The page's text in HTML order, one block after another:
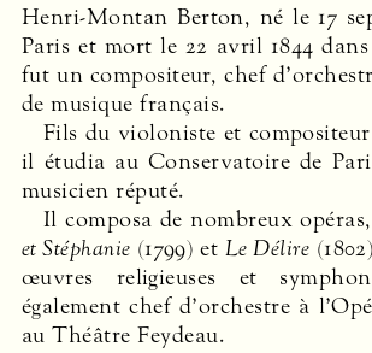
Henri-Montan Berton, né le 17
Paris et mort le 22 avril 1844
fut un compositeur, chef
de musique français.
Fils du violoniste et
il étudia au Conservatoire de
musicien réputé.
Il composa de nombreux
et Stéphanie (1799) etLe Délire
œuvres religieuses et
également chef d’orchestre à
au Théâtre Feydeau.